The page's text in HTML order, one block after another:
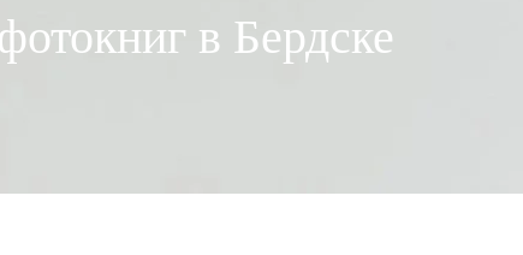
в Бердске